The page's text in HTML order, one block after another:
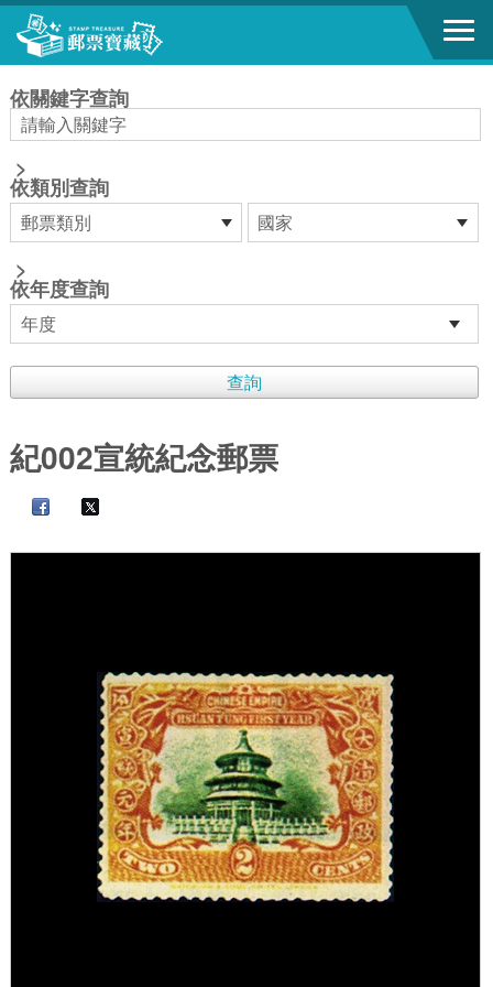
跳到主要內容區塊
依關鍵字查詢
>
依類別查詢
>
依年度查詢
紀002宣統紀念郵票